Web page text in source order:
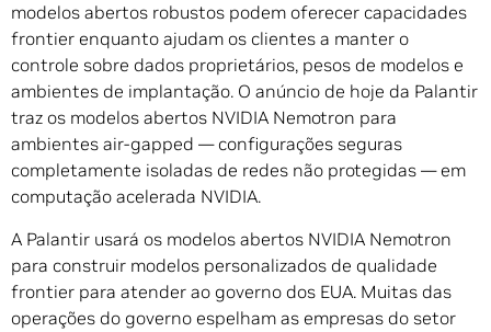
modelos abertos robustos podem oferecer capacidades
frontier enquanto ajudam os clientes a manter o
controle sobre dados proprietários, pesos de modelos e
ambientes de implantação. O anúncio de hoje da Palantir
traz os modelos abertos NVIDIA Nemotron para
ambientes air-gapped — configurações seguras
completamente isoladas de redes não protegidas — em
computação acelerada NVIDIA.
A Palantir usará os modelos abertos NVIDIA Nemotron
para construir modelos personalizados de qualidade
frontier para atender ao governo dos EUA. Muitas das
operações do governo espelham as empresas do setor